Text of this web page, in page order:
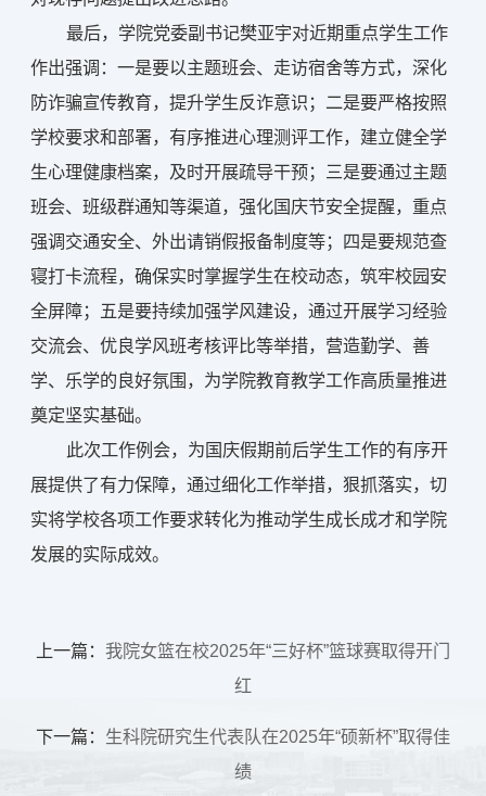
最后，学院党委副书记樊亚宇对近期重点学生工作
作出强调：一是要以主题班会、走访宿舍等方式，深化
防诈骗宣传教育，提升学生反诈意识；二是要严格按照
学校要求和部署，有序推进心理测评工作，建立健全学
生心理健康档案，及时开展疏导干预；三是要通过主题
班会、班级群通知等渠道，强化国庆节安全提醒，重点
强调交通安全、外出请销假报备制度等；四是要规范查
寝打卡流程，确保实时掌握学生在校动态，筑牢校园安
全屏障；五是要持续加强学风建设，通过开展学习经验
交流会、优良学风班考核评比等举措，营造勤学、善
学、乐学的良好氛围，为学院教育教学工作高质量推进
奠定坚实基础。
此次工作例会，为国庆假期前后学生工作的有序开
展提供了有力保障，通过细化工作举措，狠抓落实，切
实将学校各项工作要求转化为推动学生成长成才和学院
发展的实际成效。
上一篇： 我院女篮在校2025年“三好杯”篮球赛取得开门
红
下一篇： 生科院研究生代表队在2025年“硕新杯”取得佳
绩